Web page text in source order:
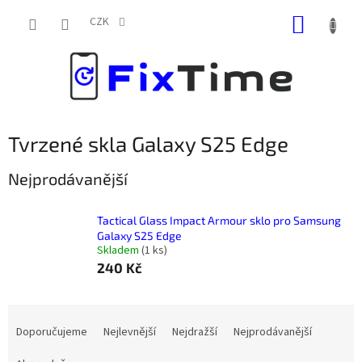
CZK
Tvrzené skla Galaxy S25 Edge
Nejprodávanější
Tactical Glass Impact Armour sklo pro Samsung
Galaxy S25 Edge
Skladem (1 ks)
240 Kč
Doporučujeme Nejlevnější Nejdražší
Nejprodávanější